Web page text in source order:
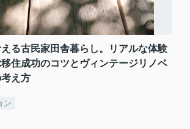
る古民家田舎暮らし。リアルな体験
住成功のコツとヴィンテージリノベ
え方
ン